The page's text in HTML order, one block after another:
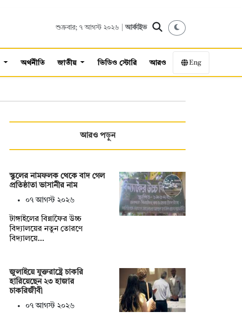
শুক্রবার; ৭ আগস্ট ২০২৬ |আর্কাইভ
অর্থনীতি জাতীয় ভিডিও স্টোরি আরও Eng
আরও পড়ুন
স্কুলের নামফলক থেকে বাদ গেল
প্রতিষ্ঠাতা ভাসানীর নাম
০৭ আগস্ট ২০২৬
টাঙ্গাইলের বিন্নাফৈর উচ্চ
বিদ্যালয়ের নতুন তোরণে
বিদ্যালয়ে…
জুলাইয়ে যুক্তরাষ্ট্রে চাকরি
হারিয়েছেন ২৩ হাজার
চাকরিজীবী
০৭ আগস্ট ২০২৬